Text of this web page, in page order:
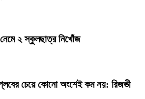
২ স্কুলছাত্র নিখোঁজ
চেয়ে কোনো অংশেই কম নয়: রিজভী